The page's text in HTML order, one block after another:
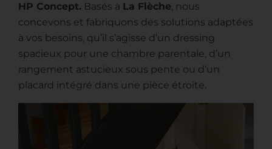
HP Concept. Basés à La Flèche, nous
concevons et fabriquons des solutions adaptées
à vos besoins, qu’il s’agisse d’un dressing
spacieux pour une chambre parentale, d’un
rangement astucieux sous pente ou d’un
placard intégré dans une pièce étroite.